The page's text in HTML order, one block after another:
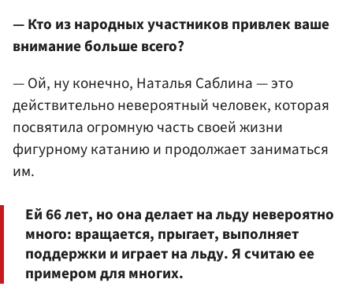
— Кто из народных участников привлек ваше
внимание больше всего?
— Ой, ну конечно, Наталья Саблина — это
действительно невероятный человек, которая
посвятила огромную часть своей жизни
фигурному катанию и продолжает заниматься
им.
Ей 66 лет, но она делает на льду невероятно
много: вращается, прыгает, выполняет
поддержки и играет на льду. Я считаю ее
примером для многих.